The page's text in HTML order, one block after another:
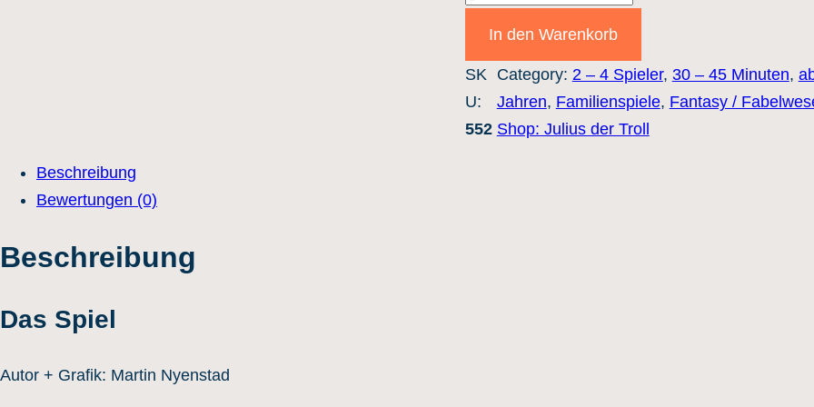
K
a
m
In den Warenkorb
SK
U:
552
Category: 2 – 4 Spieler, 30 – 45 Minuten,
Jahren, Familienspiele, Fantasy /
Shop: Julius der Troll
Beschreibung
Bewertungen (0)
Beschreibung
Das Spiel
Autor + Grafik: Martin Nyenstad